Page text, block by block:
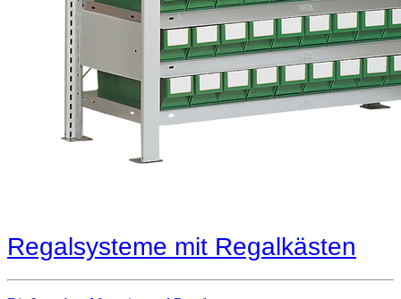
Regalsysteme mit Regalkästen